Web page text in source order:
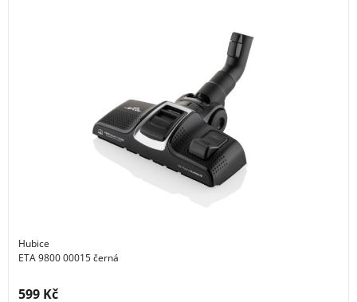
Hubice
ETA 9800 00015 černá
Cena s DPH:
599 Kč